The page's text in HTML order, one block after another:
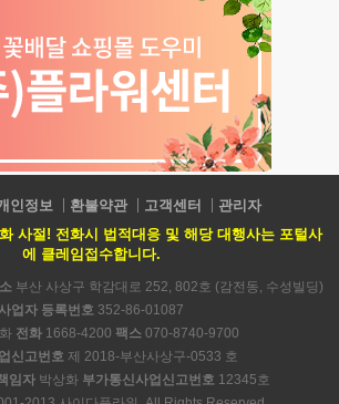
인정보 환불약관 고객센터
관리자
사절! 전화시 법적대응 및 해당 대행사는 포털사
에 클레임접수합니다.
부산 사상구 학감대로 252, 802호 (감전동, 수성빌딩)
사업자 등록번호 352-86-01087
전화 1668-4200 팩스 070-8740-9700
신고번호 제 2018-부산사상구-0533 호
임자박상화 부가통신사업신고번호 12345호